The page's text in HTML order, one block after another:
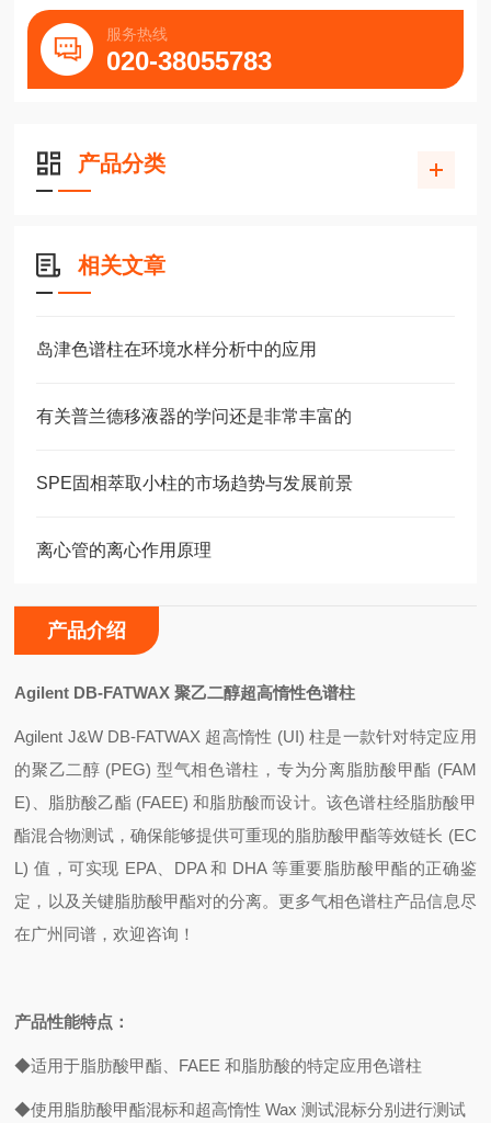
服务热线
020-38055783
产品分类
相关文章
岛津色谱柱在环境水样分析中的应用
有关普兰德移液器的学问还是非常丰富的
SPE固相萃取小柱的市场趋势与发展前景
离心管的离心作用原理
产品介绍
Agilent DB-FATWAX聚乙二醇超高惰性色谱柱
Agilent J&W DB-FATWAX 超高惰性 (UI) 柱是一款针对特定应用
的聚乙二醇 (PEG) 型气相色谱柱，专为分离脂肪酸甲酯 (FAM
E)、脂肪酸乙酯 (FAEE) 和脂肪酸而设计。该色谱柱经脂肪酸甲
酯混合物测试，确保能够提供可重现的脂肪酸甲酯等效链长 (EC
L) 值，可实现 EPA、DPA 和 DHA 等重要脂肪酸甲酯的正确鉴
定，以及关键脂肪酸甲酯对的分离。更多气相色谱柱产品信息尽
在广州同谱，欢迎咨询！
产品性能特点：
◆适用于脂肪酸甲酯、FAEE 和脂肪酸的特定应用色谱柱
◆使用脂肪酸甲酯混标和超高惰性 Wax 测试混标分别进行测试